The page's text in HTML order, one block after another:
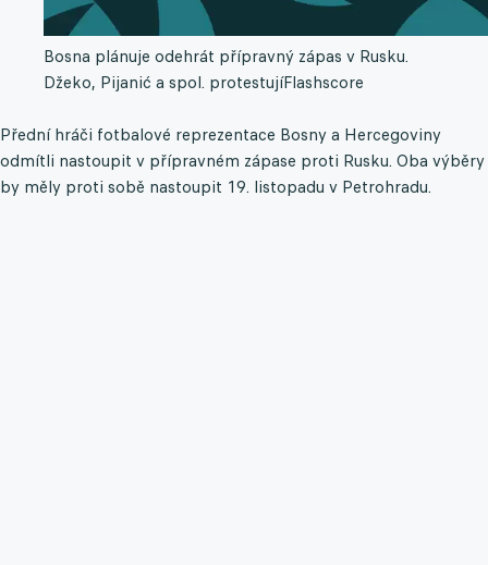
Bosna plánuje odehrát přípravný zápas v Rusku.
Džeko, Pijanić a spol. protestujíFlashscore
Přední hráči fotbalové reprezentace Bosny a Hercegoviny
odmítli nastoupit v přípravném zápase proti Rusku. Oba výběry
by měly proti sobě nastoupit 19. listopadu v Petrohradu.